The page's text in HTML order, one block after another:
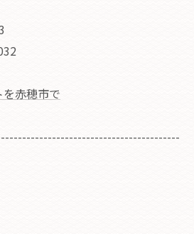
赤穂市で